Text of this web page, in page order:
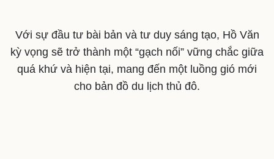
Văn hóa
Sân khấu - Điện ảnh
Văn học
Âm nhạc
Giải trí
Nghệ sĩ
Thời trang
Sao Việt
Với sự đầu tư bài bản và tư duy sáng tạo, Hồ Văn
kỳ vọng sẽ trở thành một “gạch nối” vững chắc giữa
quá khứ và hiện tại, mang đến một luồng gió mới
cho bản đồ du lịch thủ đô.